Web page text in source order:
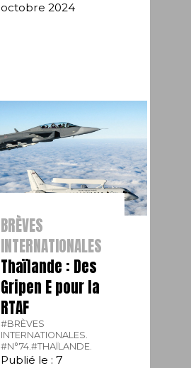
octobre 2024
BRÈVES
INTERNATIONALES
Thaïlande : Des
Gripen E pour la
RTAF
#BRÈVES
INTERNATIONALES.
#N°74.#THAÏLANDE.
Publié le : 7